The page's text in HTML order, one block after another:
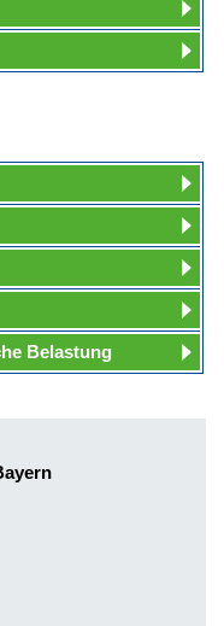
Belastung